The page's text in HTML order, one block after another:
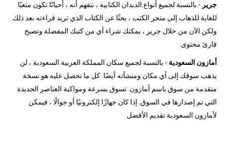
جرير - بالنسبة لجميع أنواع الديدان الكتابية ، نتفهم أنه ، أحيانًا تكون متعبًا
للغاية للذهاب إلى متجر الكتب ، بحثًا عن الكتاب الذي تريد قراءته بعد ذلك.
ولكن الآن من خلال جرير ، يمكنك شراء أي من كتبك المفضلة وتصبح
قارئ محتوى.
أمازون السعودية - بالنسبة لجميع سكان المملكة العربية السعودية ، لن
يذهب سوقك إلى أي مكان ومنشآته أيضًا. كل ما تحصل عليه هو نسخة
متقدمة من سوق باسم أمازون. تسوق بسرعة ومواكبة العناصر الجديدة
التي تم إصدارها في السوق. إذا كان جهازًا إلكترونيًا أو جوالًا ، فيمكن
لأمازون السعودية تقديم الأفضل